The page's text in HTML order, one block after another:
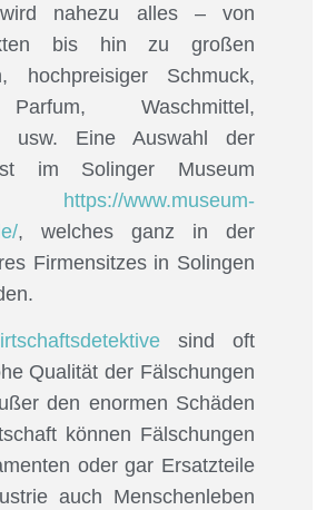
wird nahezu alles – von
bis hin zu großen
hochpreisiger Schmuck,
Waschmittel,
usw. Eine Auswahl der
im Solinger Museum
https://www.museum-
, welches ganz in der
Firmensitzes in Solingen
sind oft
Qualität der Fälschungen
den enormen Schäden
können Fälschungen
oder gar Ersatzteile
auch Menschenleben